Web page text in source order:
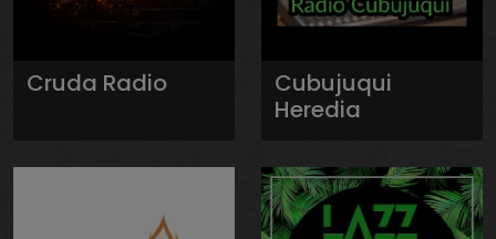
Cruda Radio
Cubujuqui
Heredia